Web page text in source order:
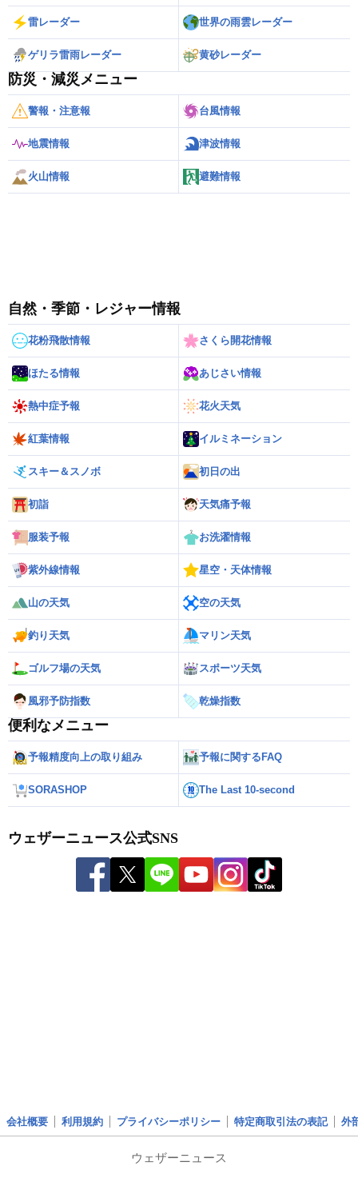
雷レーダー 世界の雨雲レーダー
ゲリラ雷雨レーダー 黄砂レーダー
防災・減災メニュー
警報・注意報 台風情報
地震情報 津波情報
火山情報 避難情報
自然・季節・レジャー情報
花粉飛散情報 さくら開花情報
ほたる情報 あじさい情報
熱中症予報 花火天気
紅葉情報 イルミネーション
スキー＆スノボ 初日の出
初詣 天気痛予報
服装予報 お洗濯情報
紫外線情報 星空・天体情報
山の天気 空の天気
釣り天気 マリン天気
ゴルフ場の天気 スポーツ天気
風邪予防指数 乾燥指数
便利なメニュー
予報精度向上の取り組み 予報に関するFAQ
SORASHOP The Last 10-second
ウェザーニュース公式SNS
会社概要 利用規約 プライバシーポリシー 特定商取引法の表記 外
ウェザーニュース